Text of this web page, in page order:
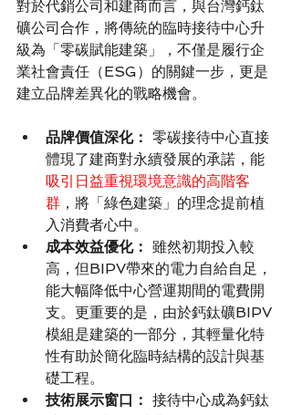
對於代銷公司和建商而言，與台灣鈣鈦
礦公司合作，將傳統的臨時接待中心升
級為「零碳賦能建築」，不僅是履行企
業社會責任（ESG）的關鍵一步，更是
建立品牌差異化的戰略機會。
品牌價值深化： 零碳接待中心直接
體現了建商對永續發展的承諾，能
吸引日益重視環境意識的高階客
群 ，將「綠色建築」的理念提前植
入消費者心中。
成本效益優化： 雖然初期投入較
高，但BIPV帶來的電力自給自足，
能大幅降低中心營運期間的電費開
支。更重要的是，由於鈣鈦礦BIPV
模組是建築的一部分，其輕量化特
性有助於簡化臨時結構的設計與基
礎工程。
技術展示窗口： 接待中心成為鈣鈦